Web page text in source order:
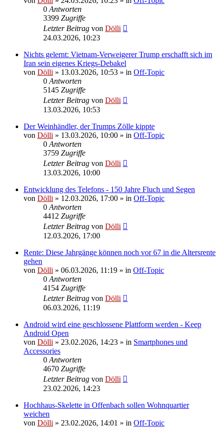
0 Antworten
3399 Zugriffe
Letzter Beitrag von Dölli
24.03.2026, 10:23
Nichts gelernt: Vietnam-Verweigerer Trump erschafft sich im
Iran sein eigenes Kriegs-Debakel
von Dölli » 13.03.2026, 10:53 » in Off-Topic
0 Antworten
5145 Zugriffe
Letzter Beitrag von Dölli
13.03.2026, 10:53
Der Weinhändler, der Trumps Zölle kippte
von Dölli » 13.03.2026, 10:00 » in Off-Topic
0 Antworten
3759 Zugriffe
Letzter Beitrag von Dölli
13.03.2026, 10:00
Entwicklung des Telefons - 150 Jahre Fluch und Segen
von Dölli » 12.03.2026, 17:00 » in Off-Topic
0 Antworten
4412 Zugriffe
Letzter Beitrag von Dölli
12.03.2026, 17:00
Rente: Diese Jahrgänge können noch vor 67 in die Altersrente
gehen
von Dölli » 06.03.2026, 11:19 » in Off-Topic
0 Antworten
4154 Zugriffe
Letzter Beitrag von Dölli
06.03.2026, 11:19
Android wird eine geschlossene Plattform werden - Keep
Android Open
von Dölli » 23.02.2026, 14:23 » in Smartphones und
Accessories
0 Antworten
4670 Zugriffe
Letzter Beitrag von Dölli
23.02.2026, 14:23
Hochhaus-Skelette in Offenbach sollen Wohnquartier
weichen
von Dölli » 23.02.2026, 14:01 » in Off-Topic